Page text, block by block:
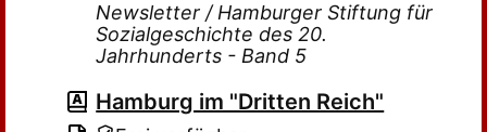
Newsletter / Hamburger Stiftung für
Sozialgeschichte des 20.
Jahrhunderts - Band 5
Hamburg im "Dritten Reich"